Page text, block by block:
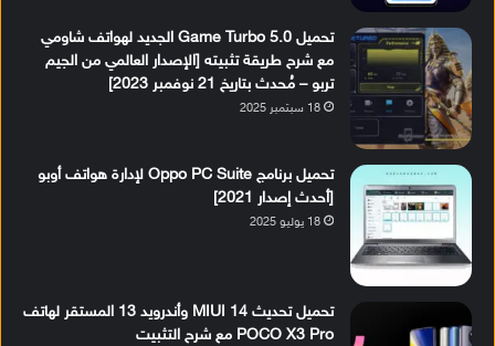
تحميل Game Turbo 5.0 الجديد لهواتف شاومي
مع شرح طريقة تثبيته [الإصدار العالمي من الجيم
تربو – مُحدث بتاريخ 21 نوفمبر 2023]
18 سبتمبر 2025
تحميل برنامج Oppo PC Suite لإدارة هواتف أوبو
[أحدث إصدار 2021]
18 يوليو 2025
تحميل تحديث MIUI 14 وأندرويد 13 المستقر لهاتف
POCO X3 Pro مع شرح التثبيت